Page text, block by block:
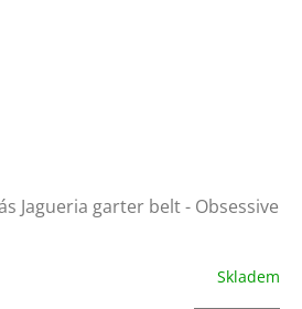
Jagueria garter belt - Obsessive
Skladem